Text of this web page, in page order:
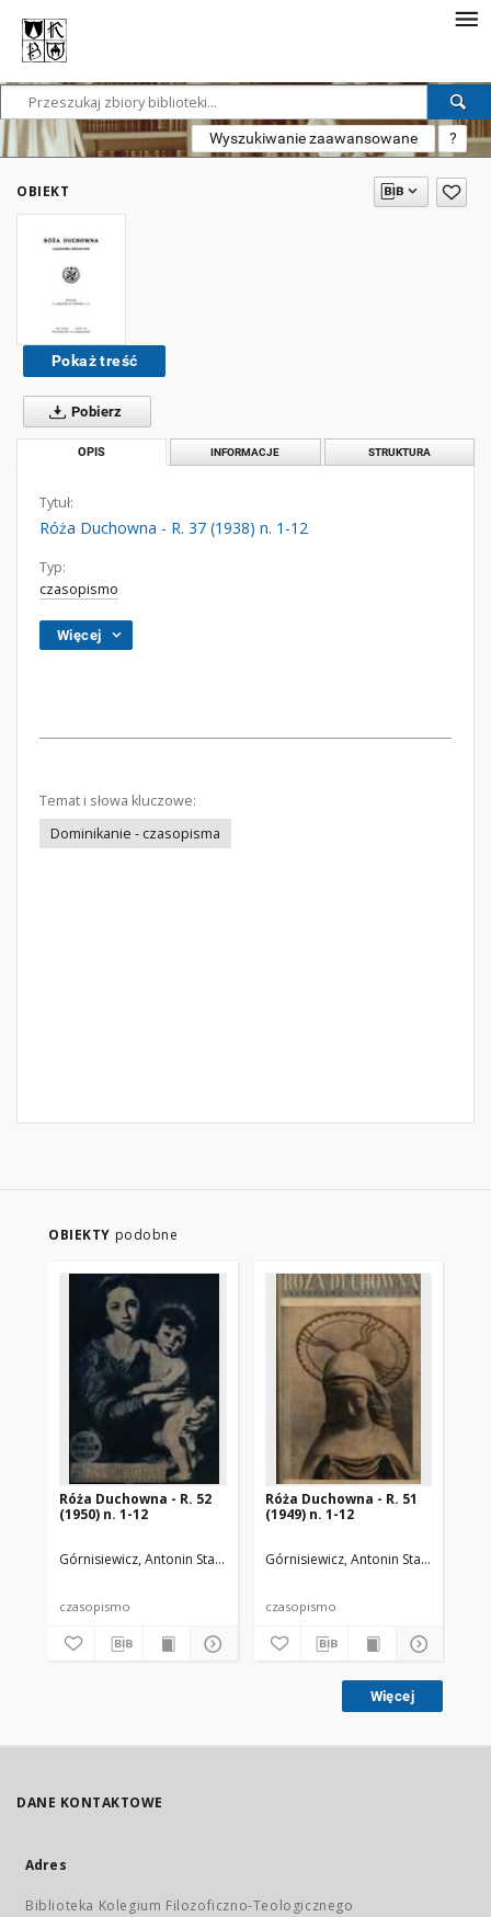
Wyszukiwanie zaawansowane ?
OBIEKT
Pokaż treść
Pobierz
OPIS INFORMACJE STRUKTURA
Tytuł:
Róża Duchowna - R. 37 (1938) n. 1-12
Typ:
czasopismo
Więcej
Temat i słowa kluczowe:
Dominikanie - czasopisma
OBIEKTY podobne
Róża Duchowna - R. 52
(1950) n. 1-12
Górnisiewicz, Antonin Stanisław (1871-1948). Red.
czasopismo
Róża Duchowna - R. 51
(1949) n. 1-12
Górnisiewicz, Antonin Stanisław
czasopismo
Więcej
DANE KONTAKTOWE
Adres
Biblioteka Kolegium Filozoficzno-Teologicznego